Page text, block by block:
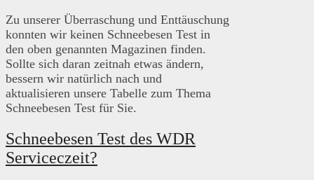
Zu unserer Überraschung und Enttäuschung
konnten wir keinen Schneebesen Test in
den oben genannten Magazinen finden.
Sollte sich daran zeitnah etwas ändern,
bessern wir natürlich nach und
aktualisieren unsere Tabelle zum Thema
Schneebesen Test für Sie.
Schneebesen Test des WDR
Serviceczeit?